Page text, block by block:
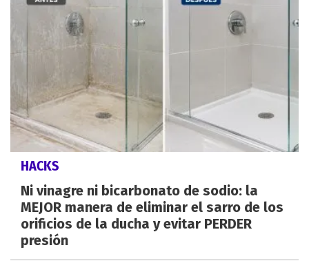
HACKS
Ni vinagre ni bicarbonato de sodio: la
MEJOR manera de eliminar el sarro de los
orificios de la ducha y evitar PERDER
presión